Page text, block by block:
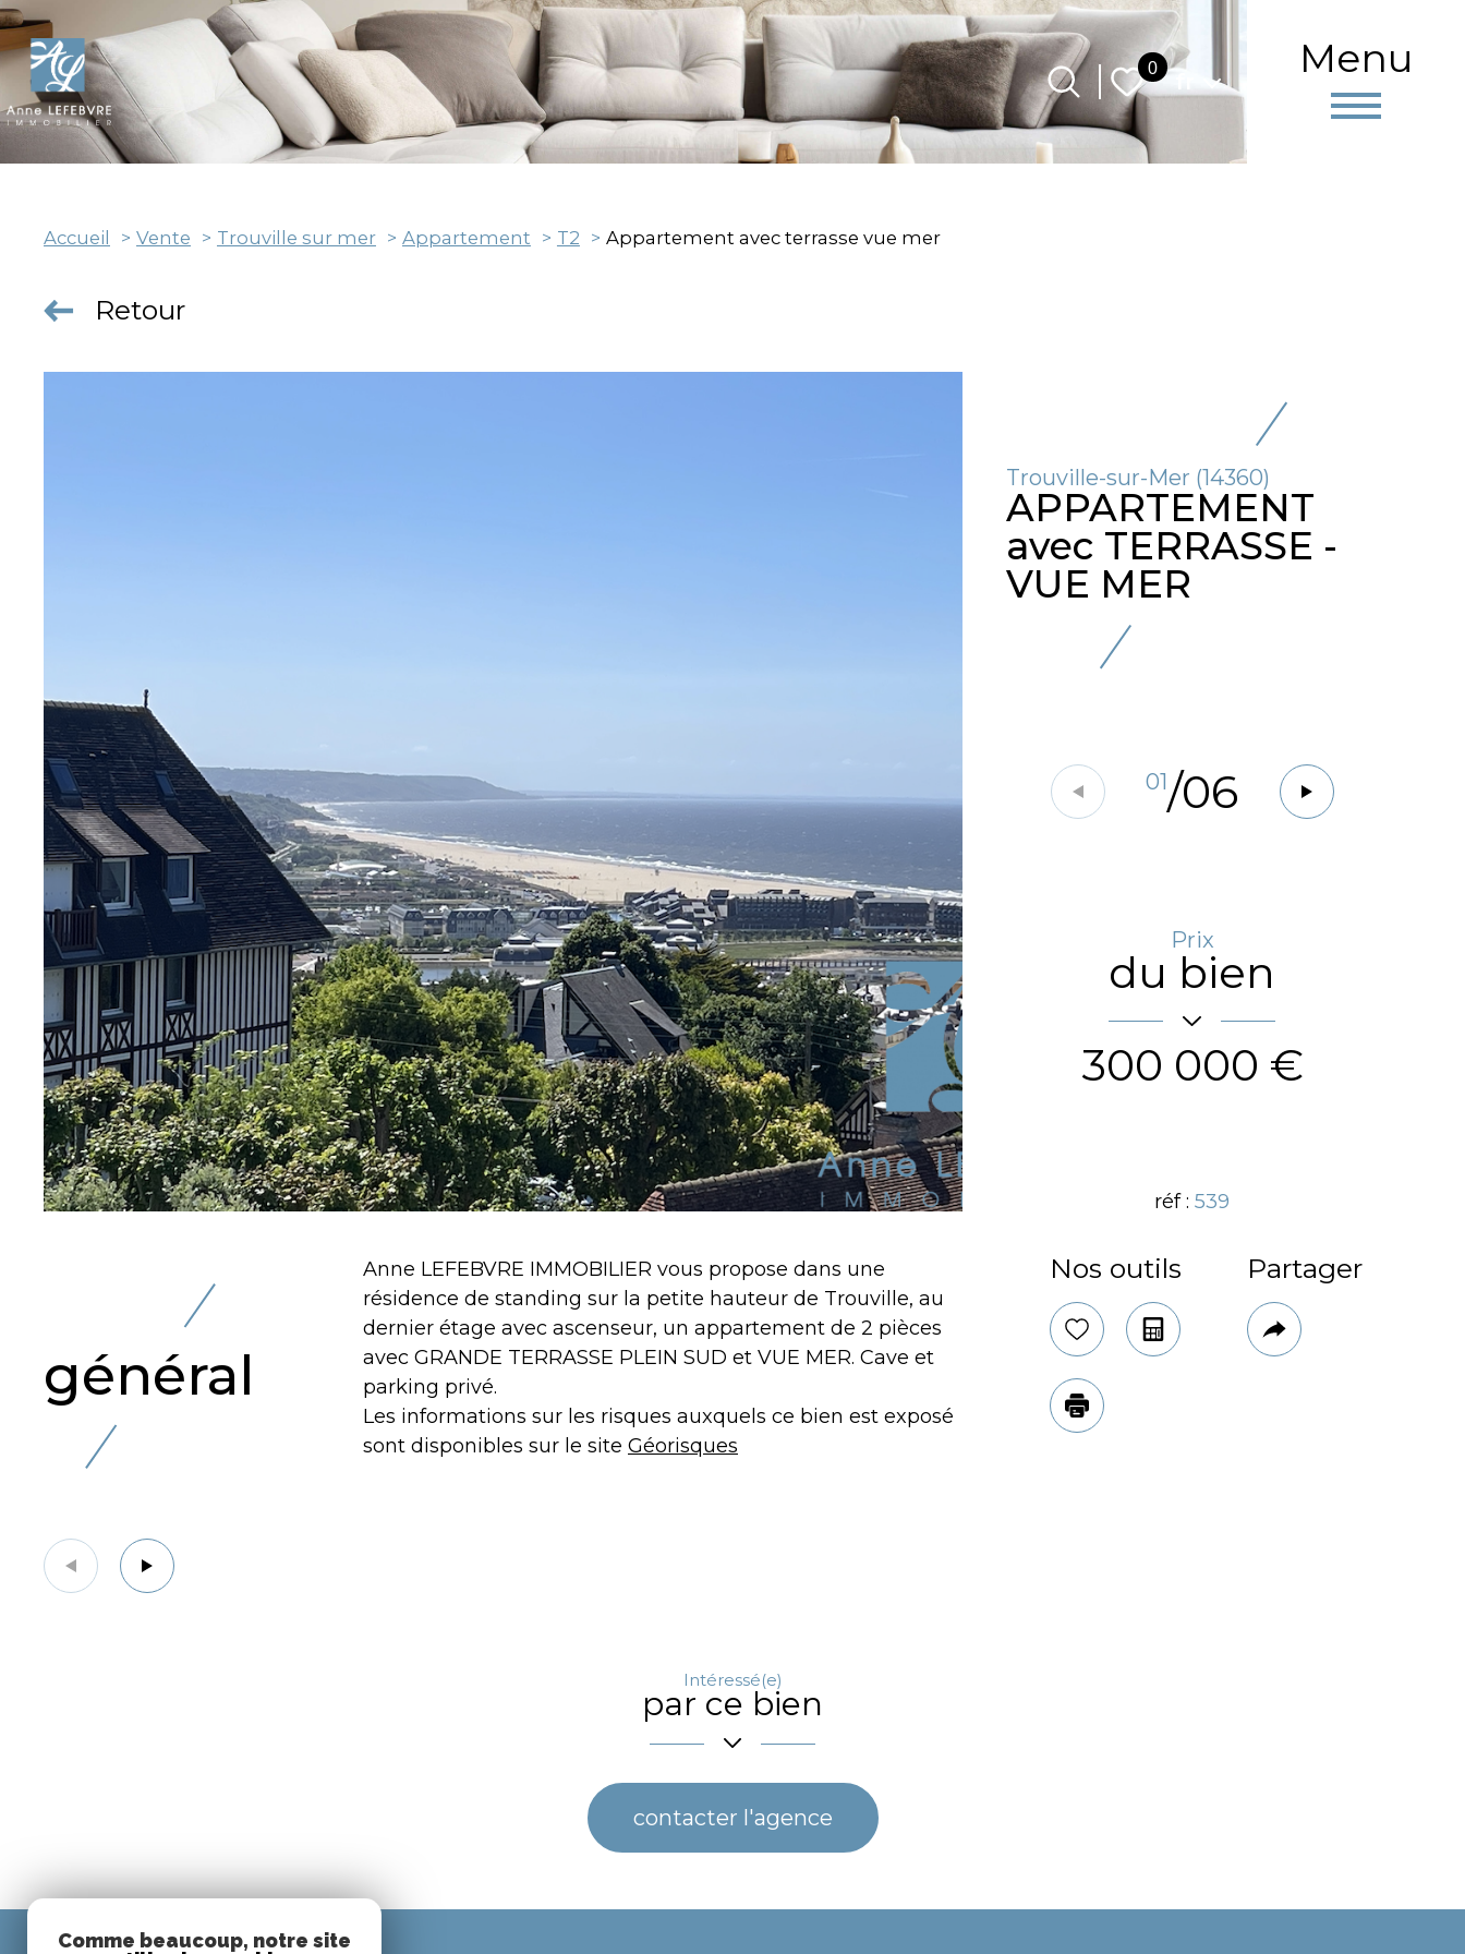
Menu
0 Langue
Accueil Vente Trouville sur mer Appartement T2 Appartement avec terrasse vue mer
Retour
Trouville-sur-Mer (14360)
APPARTEMENT
avec TERRASSE -
VUE MER
01/06
Prix
du bien
300 000 €
réf :539
général
Anne LEFEBVRE IMMOBILIER vous propose dans une
résidence de standing sur la petite hauteur de Trouville, au
dernier étage avec ascenseur, un appartement de 2 pièces
avec GRANDE TERRASSE PLEIN SUD et VUE MER. Cave et
parking privé.
Les informations sur les risques auxquels ce bien est exposé
sont disponibles sur le site Géorisques
plus d'infos
Nos outils
SélectionnerCalculatrice
Imprimer
Partager
Plus
de
Intéressé(e)
par ce bien
contacter l'agence
Comme beaucoup, notre site